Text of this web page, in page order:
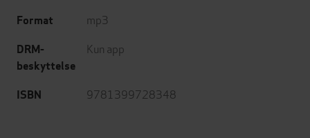
Format mp3
DRM-
beskyttelse
Kun app
ISBN 9781399728348